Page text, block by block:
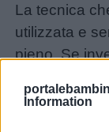
Information
La tecnica
utilizzata e
pieno. Se
spugnato.